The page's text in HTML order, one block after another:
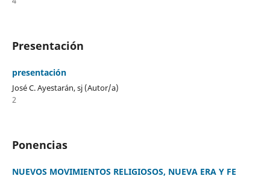
Presentación
presentación
José C. Ayestarán, sj (Autor/a)
2
Ponencias
NUEVOS MOVIMIENTOS RELIGIOSOS, NUEVA ERA Y FE